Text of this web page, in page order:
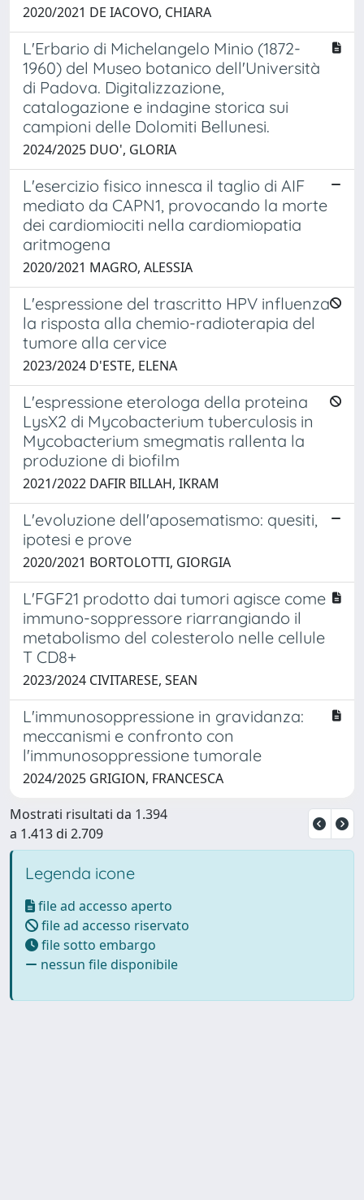
2020/2021 DE IACOVO, CHIARA
L'Erbario di Michelangelo Minio (1872-
1960) del Museo botanico dell'Università
di Padova. Digitalizzazione,
catalogazione e indagine storica sui
campioni delle Dolomiti Bellunesi.
2024/2025 DUO', GLORIA
L'esercizio fisico innesca il taglio di AIF
mediato da CAPN1, provocando la morte
dei cardiomiociti nella cardiomiopatia
aritmogena
2020/2021 MAGRO, ALESSIA
L'espressione del trascritto HPV influenza
la risposta alla chemio-radioterapia del
tumore alla cervice
2023/2024 D'ESTE, ELENA
L'espressione eterologa della proteina
LysX2 di Mycobacterium tuberculosis in
Mycobacterium smegmatis rallenta la
produzione di biofilm
2021/2022 DAFIR BILLAH, IKRAM
L'evoluzione dell'aposematismo: quesiti,
ipotesi e prove
2020/2021 BORTOLOTTI, GIORGIA
L'FGF21 prodotto dai tumori agisce come
immuno-soppressore riarrangiando il
metabolismo del colesterolo nelle cellule
T CD8+
2023/2024 CIVITARESE, SEAN
L'immunosoppressione in gravidanza:
meccanismi e confronto con
l'immunosoppressione tumorale
2024/2025 GRIGION, FRANCESCA
Mostrati risultati da 1.394
a 1.413 di 2.709
Legenda icone
file ad accesso aperto
file ad accesso riservato
file sotto embargo
nessun file disponibile